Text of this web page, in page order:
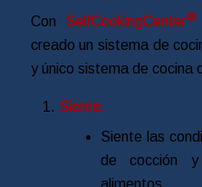
Con SelfCookingCenter®
creado un sistema de
y único sistema de cocina
Siente.
Siente las
de cocción